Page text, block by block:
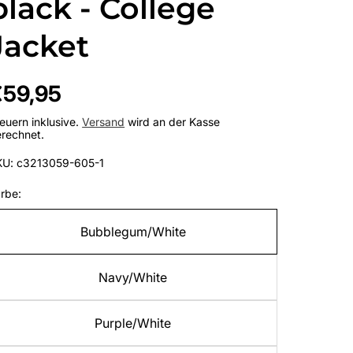
- College
inklusive.Versand wird an der Kasse
c3213059-605-1
Bubblegum/White
Navy/White
Purple/White